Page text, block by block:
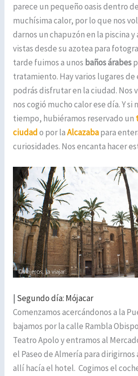
parece un pequeño oasis dentro
muchísima calor, por lo que nos
darnos un chapuzón en la piscina y
vistas desde su azotea para
tarde fuimos a unos baños árabes
tratamiento. Hay varios lugares
podrás disfrutar en la ciudad. Nos
nos cogió mucho calor ese día. Y si
tiempo, hubiéramos reservado un
ciudado por laAlcazabapara
curiosidades. Nos encanta hacer
| Segundo día: Mójacar
Comenzamos acercándonos a la
bajamos por la calle Rambla
Teatro Apolo y entramos al
el Paseo de Almería para dirigirnos
allí hacía el hotel. Cogimos el